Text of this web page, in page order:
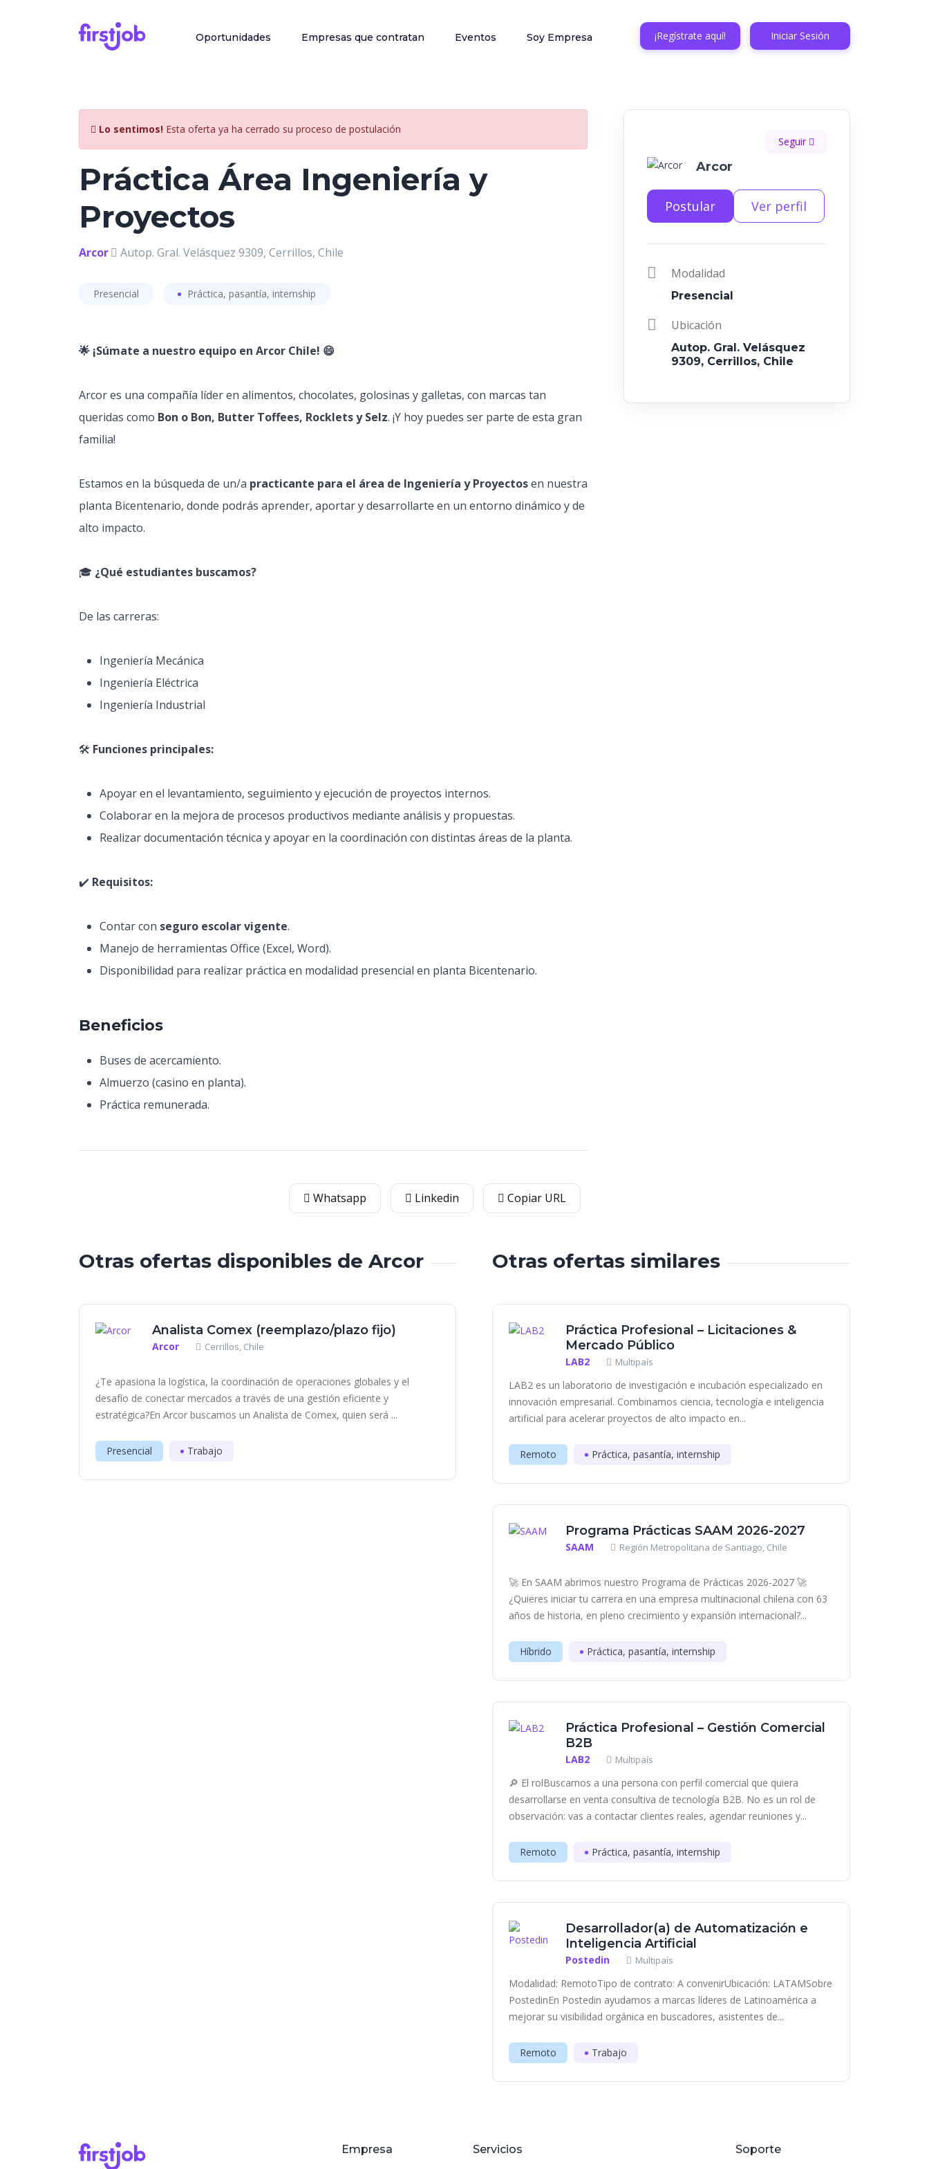
Oportunidades Empresas que contratan Eventos Soy Empresa ¡Regístrate aquí! Iniciar Sesión
Lo sentimos! Esta oferta ya ha cerrado su proceso de postulación
Práctica Área Ingeniería y
Proyectos
Arcor Autop. Gral. Velásquez 9309, Cerrillos, Chile
Presencial Práctica, pasantía, internship
🌟 ¡Súmate a nuestro equipo en Arcor Chile! 😄
Arcor es una compañía líder en alimentos, chocolates, golosinas y galletas, con marcas tan
queridas como Bon o Bon, Butter Toffees, Rocklets y Selz. ¡Y hoy puedes ser parte de esta gran
familia!
Estamos en la búsqueda de un/a practicante para el área de Ingeniería y Proyectosen nuestra
planta Bicentenario, donde podrás aprender, aportar y desarrollarte en un entorno dinámico y de
alto impacto.
🎓 ¿Qué estudiantes buscamos?
De las carreras:
Ingeniería Mecánica
Ingeniería Eléctrica
Ingeniería Industrial
🛠️ Funciones principales:
Apoyar en el levantamiento, seguimiento y ejecución de proyectos internos.
Colaborar en la mejora de procesos productivos mediante análisis y propuestas.
Realizar documentación técnica y apoyar en la coordinación con distintas áreas de la planta.
✔️ Requisitos:
Contar con seguro escolar vigente.
Manejo de herramientas Office (Excel, Word).
Disponibilidad para realizar práctica en modalidad presencial en planta Bicentenario.
Beneficios
Buses de acercamiento.
Almuerzo (casino en planta).
Práctica remunerada.
Whatsapp Linkedin Copiar URL
Seguir
Arcor
Postular Ver perfil
Modalidad
Presencial
Ubicación
Autop. Gral. Velásquez
9309, Cerrillos, Chile
Otras ofertas disponibles de Arcor
Analista Comex (reemplazo/plazo fijo)
Arcor Cerrillos, Chile
¿Te apasiona la logística, la coordinación de operaciones globales y el
desafío de conectar mercados a través de una gestión eficiente y
estratégica?En Arcor buscamos un Analista de Comex, quien será ...
Presencial Trabajo
Otras ofertas similares
Práctica Profesional – Licitaciones &
Mercado Público
LAB2 Multipaís
LAB2 es un laboratorio de investigación e incubación especializado en
innovación empresarial. Combinamos ciencia, tecnología e inteligencia
artificial para acelerar proyectos de alto impacto en...
Remoto Práctica, pasantía, internship
Programa Prácticas SAAM 2026-2027
SAAM Región Metropolitana de Santiago, Chile
🚀 En SAAM abrimos nuestro Programa de Prácticas 2026-2027 🚀
¿Quieres iniciar tu carrera en una empresa multinacional chilena con 63
años de historia, en pleno crecimiento y expansión internacional?...
Híbrido Práctica, pasantía, internship
Práctica Profesional – Gestión Comercial
B2B
LAB2 Multipaís
🔎 El rolBuscamos a una persona con perfil comercial que quiera
desarrollarse en venta consultiva de tecnología B2B. No es un rol de
observación: vas a contactar clientes reales, agendar reuniones y...
Remoto Práctica, pasantía, internship
Desarrollador(a) de Automatización e
Inteligencia Artificial
Postedin Multipaís
Modalidad: RemotoTipo de contrato: A convenirUbicación: LATAMSobre
PostedinEn Postedin ayudamos a marcas líderes de Latinoamérica a
mejorar su visibilidad orgánica en buscadores, asistentes de...
Remoto Trabajo
Empresa Servicios Soporte